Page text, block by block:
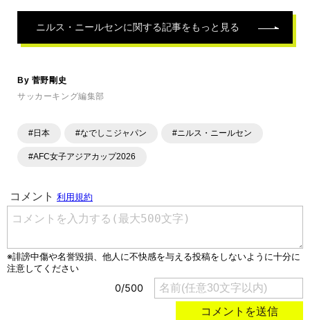
の
記
ニルス・ニールセンに関する記事をもっと見る
By 菅野剛史
サッカーキング編集部
#日本 #なでしこジャパン #ニルス・ニールセン
#AFC女子アジアカップ2026